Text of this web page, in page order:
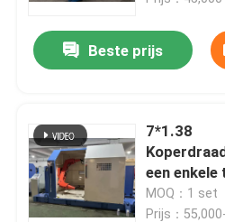
Beste prijs
7*1.38
een
MOQ：1 set
Prijs：